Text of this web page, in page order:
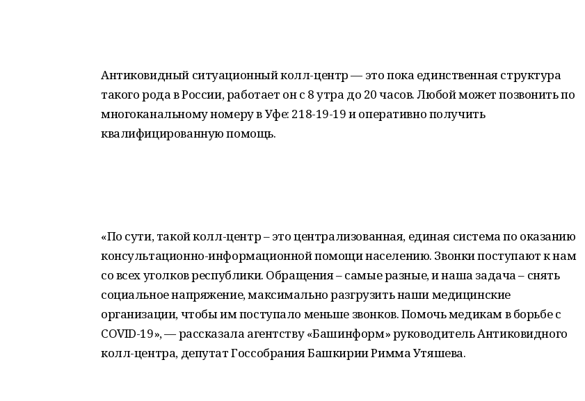
Антиковидный ситуационный колл-центр — это пока единственная структура
такого рода в России, работает он с 8 утра до 20 часов. Любой может позвонить по
многоканальному номеру в Уфе: 218-19-19 и оперативно получить
квалифицированную помощь.
«По сути, такой колл-центр – это централизованная, единая система по оказанию
консультационно-информационной помощи населению. Звонки поступают к нам
со всех уголков республики. Обращения – самые разные, и наша задача – снять
социальное напряжение, максимально разгрузить наши медицинские
организации, чтобы им поступало меньше звонков. Помочь медикам в борьбе с
COVID-19», — рассказала агентству «Башинформ» руководитель Антиковидного
колл-центра, депутат Госсобрания Башкирии Римма Утяшева.